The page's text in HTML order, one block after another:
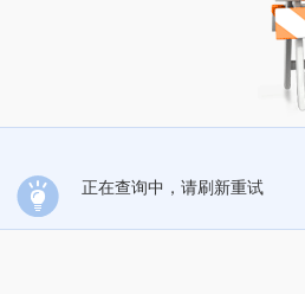
正在查询中，请刷新重试